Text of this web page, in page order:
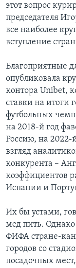
этот вопрос
председателя
все наиболее
вступление
Благоприятные
опубликовала
контора Unibet,
ставки на итоги
футбольных
на 2018-й год
Россию, на 2022-
взгляд
конкурента –
коэффициентов
Испании и
Их бы устами,
мед пить. Однако
ФИФА стране-
городов со
посадочных